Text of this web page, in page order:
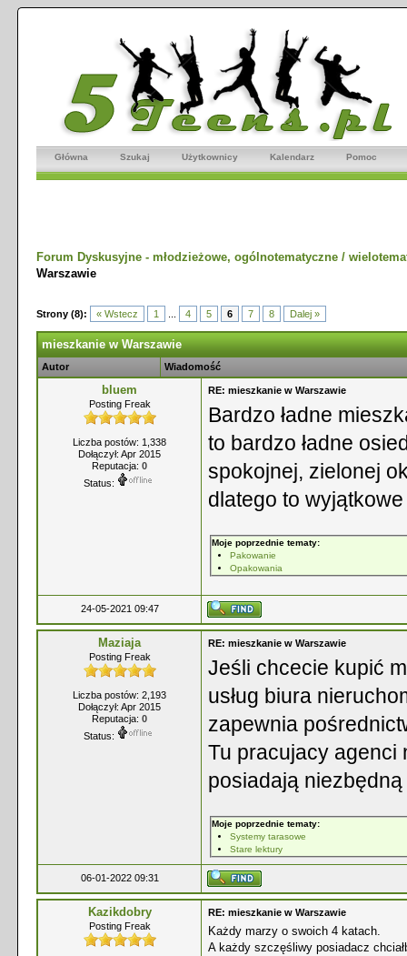
Główna Szukaj Użytkownicy Kalendarz Pomoc
Forum Dyskusyjne - młodzieżowe, ogólnotematyczne /
Warszawie
Strony (8): « Wstecz 1 4 5 6 7 8 Dalej »
mieszkanie w Warszawie
Autor Wiadomość
bluem
Posting Freak
Liczba postów: 1,338
Dołączył: Apr 2015
Reputacja: 0
Status:
RE: mieszkanie w Warszawie
Bardzo ładne
to bardzo ładne
spokojnej, zielonej
dlatego to
Moje poprzednie tematy:
Pakowanie
Opakowania
24-05-2021 09:47
Maziaja
Posting Freak
Liczba postów: 2,193
Dołączył: Apr 2015
Reputacja: 0
Status:
RE: mieszkanie w Warszawie
Jeśli chcecie kupić
usług biura
zapewnia
Tu pracujacy agenci
posiadają
Moje poprzednie tematy:
Systemy tarasowe
Stare lektury
06-01-2022 09:31
Kazikdobry
Posting Freak
RE: mieszkanie w Warszawie
Każdy marzy o swoich 4 katach.
A każdy szczęśliwy posiadacz